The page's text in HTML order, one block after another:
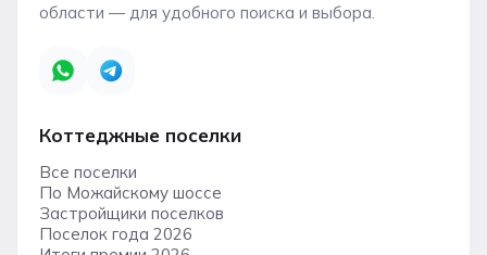
области — для удобного поиска и выбора.
Коттеджные поселки
Все поселки
По Можайскому шоссе
Застройщики поселков
Поселок года 2026